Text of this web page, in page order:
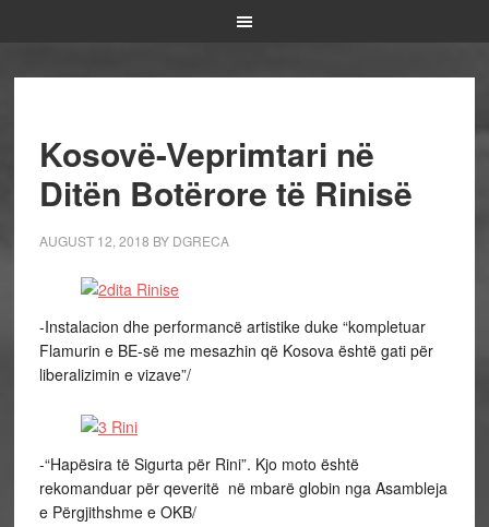
Kosovë-Veprimtari në
Ditën Botërore të Rinisë
AUGUST 12, 2018 BY DGRECA
-Instalacion dhe performancë artistike duke “kompletuar
Flamurin e BE-së me mesazhin që Kosova është gati për
liberalizimin e vizave”/
-“Hapësira të Sigurta për Rini”. Kjo moto është
rekomanduar për qeveritë në mbarë globin nga Asambleja
e Përgjithshme e OKB/